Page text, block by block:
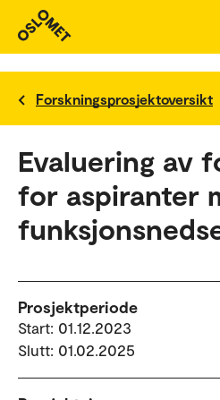
Forskningsprosjektoversikt
Evaluering av
for aspiranter
Prosjektperiode
Start: 01.12.2023
Slutt: 01.02.2025